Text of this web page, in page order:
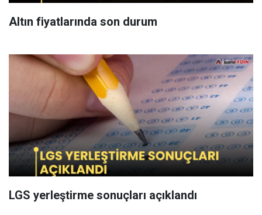
Altın fiyatlarında son durum
LGS yerleştirme sonuçları açıklandı